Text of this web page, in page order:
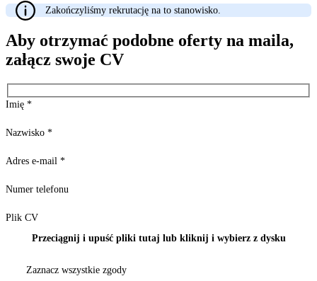
Zakończyliśmy rekrutację na to stanowisko.
Aby otrzymać podobne oferty na maila,
załącz swoje CV
Imię *
Nazwisko *
Adres e-mail *
Numer telefonu
Plik CV
Przeciągnij i upuść pliki tutaj lub kliknij i wybierz z dysku
Zaznacz wszystkie zgody